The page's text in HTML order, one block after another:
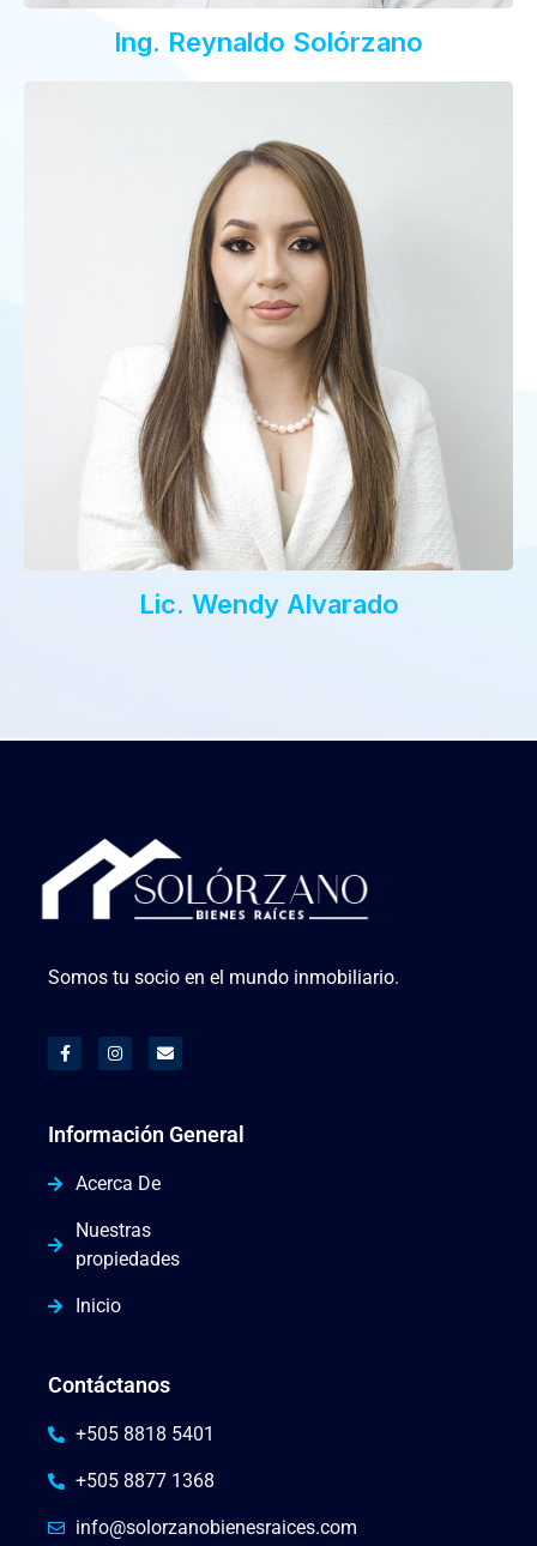
Ing. Reynaldo Solórzano
Lic. Wendy Alvarado
Somos tu socio en el mundo inmobiliario.
Información General
Acerca De
Nuestras
propiedades
Inicio
Contáctanos
+505 8818 5401
+505 8877 1368
info@solorzanobienesraices.com